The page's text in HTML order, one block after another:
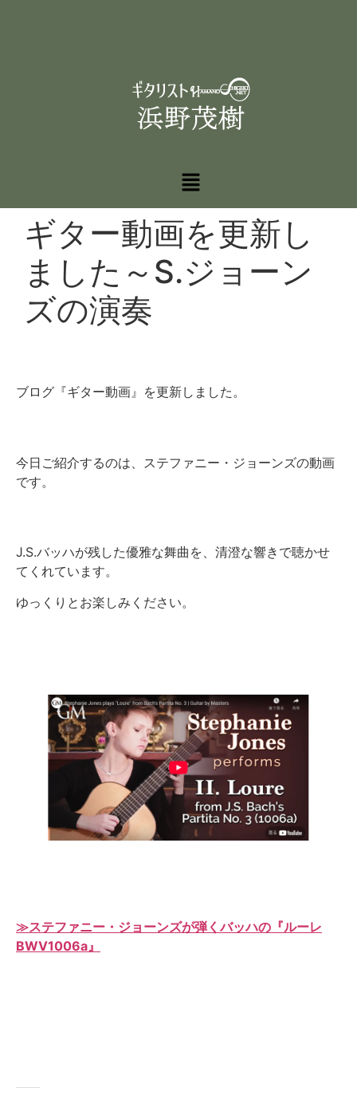
ギター動画を更新し
ました～S.ジョーン
ズの演奏
ブログ『ギター動画』を更新しました。
今日ご紹介するのは、ステファニー・ジョーンズの動画
です。
J.S.バッハが残した優雅な舞曲を、清澄な響きで聴かせ
てくれています。
ゆっくりとお楽しみください。
≫ステファニー・ジョーンズが弾くバッハの『ルーレ
BWV1006a』